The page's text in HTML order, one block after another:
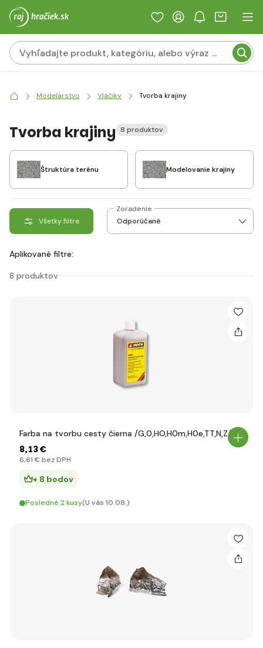
Modelárstvo Vláčiky Tvorba krajiny
Tvorba krajiny 8 produktov
Štruktúra terénu Modelovanie krajiny
Všetky filtre
Zoradenie
Aplikované filtre:
8 produktov
Farba na tvorbu cesty čierna /G,0,HO,H0m,H0e,TT,N,Z/
8,13 €
6,61 € bez DPH
+ 8 bodov
Posledné 2 kusy(U vás 10.08.)